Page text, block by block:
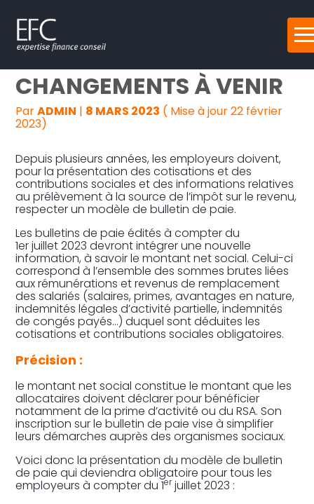
Aller
au
Reprise, transmission et création
Gestion au quotidien
Pilotage d’entreprise
BULLETIN DE PAIE : DES
CHANGEMENTS À VENIR
ParADMIN | 8 MARS 2023 ( Mise à jour 22 février
2023)
Depuis plusieurs années, les employeurs doivent,
pour la présentation des cotisations et des
contributions sociales et des informations relatives
au prélèvement à la source de l’impôt sur le revenu,
respecter un modèle de bulletin de paie.
Les bulletins de paie édités à compter du
1er juillet 2023 devront intégrer une nouvelle
information, à savoir le montant net social. Celui-ci
correspond à l’ensemble des sommes brutes liées
aux rémunérations et revenus de remplacement
des salariés (salaires, primes, avantages en nature,
indemnités légales d’activité partielle, indemnités
de congés payés…) duquel sont déduites les
cotisations et contributions sociales obligatoires.
Précision :
le montant net social constitue le montant que les
allocataires doivent déclarer pour bénéficier
notamment de la prime d’activité ou du RSA. Son
inscription sur le bulletin de paie vise à simplifier
leurs démarches auprès des organismes sociaux.
Voici donc la présentation du modèle de bulletin
de paie qui deviendra obligatoire pour tous les
employeurs à compter du 1erjuillet 2023 :